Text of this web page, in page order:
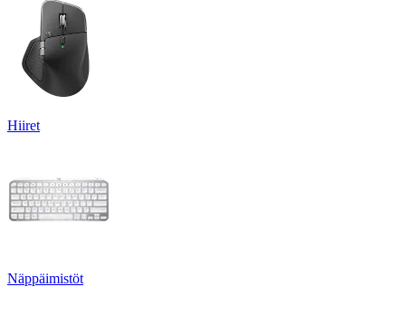
Hiiret
Näppäimistöt